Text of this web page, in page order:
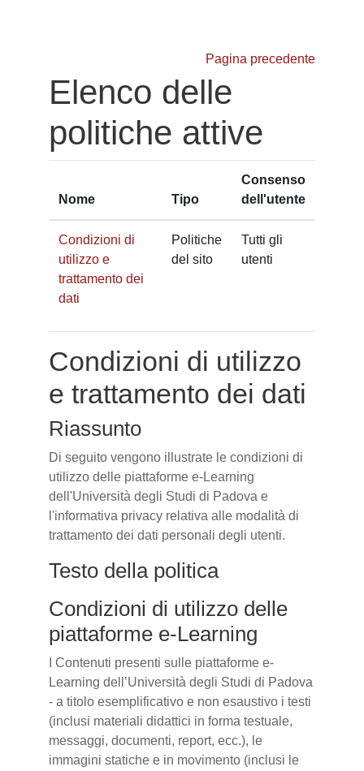
Pagina precedente
Elenco delle
politiche attive
Nome Tipo
Consenso
dell'utente
Condizioni di
utilizzo e
trattamento dei
dati
Politiche
del sito
Tutti gli
utenti
Condizioni di utilizzo
e trattamento dei dati
Riassunto
Di seguito vengono illustrate le condizioni di
utilizzo delle piattaforme e-Learning
dell'Università degli Studi di Padova e
l'informativa privacy relativa alle modalità di
trattamento dei dati personali degli utenti.
Testo della politica
Condizioni di utilizzo delle
piattaforme e-Learning
I Contenuti presenti sulle piattaforme e-
Learning dell’Università degli Studi di Padova
- a titolo esemplificativo e non esaustivo i testi
(inclusi materiali didattici in forma testuale,
messaggi, documenti, report, ecc.), le
immagini statiche e in movimento (inclusi le